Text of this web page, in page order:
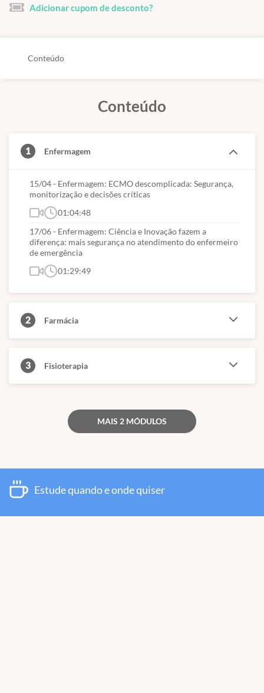
Adicionar cupom de desconto?
Conteúdo
Conteúdo
1 Enfermagem
15/04 - Enfermagem: ECMO descomplicada: Segurança,
monitorização e decisões críticas
01:04:48
17/06 - Enfermagem: Ciência e Inovação fazem a
diferença: mais segurança no atendimento do enfermeiro
de emergência
01:29:49
2 Farmácia
3 Fisioterapia
MAIS 2 MÓDULOS
Estude quando e onde quiser